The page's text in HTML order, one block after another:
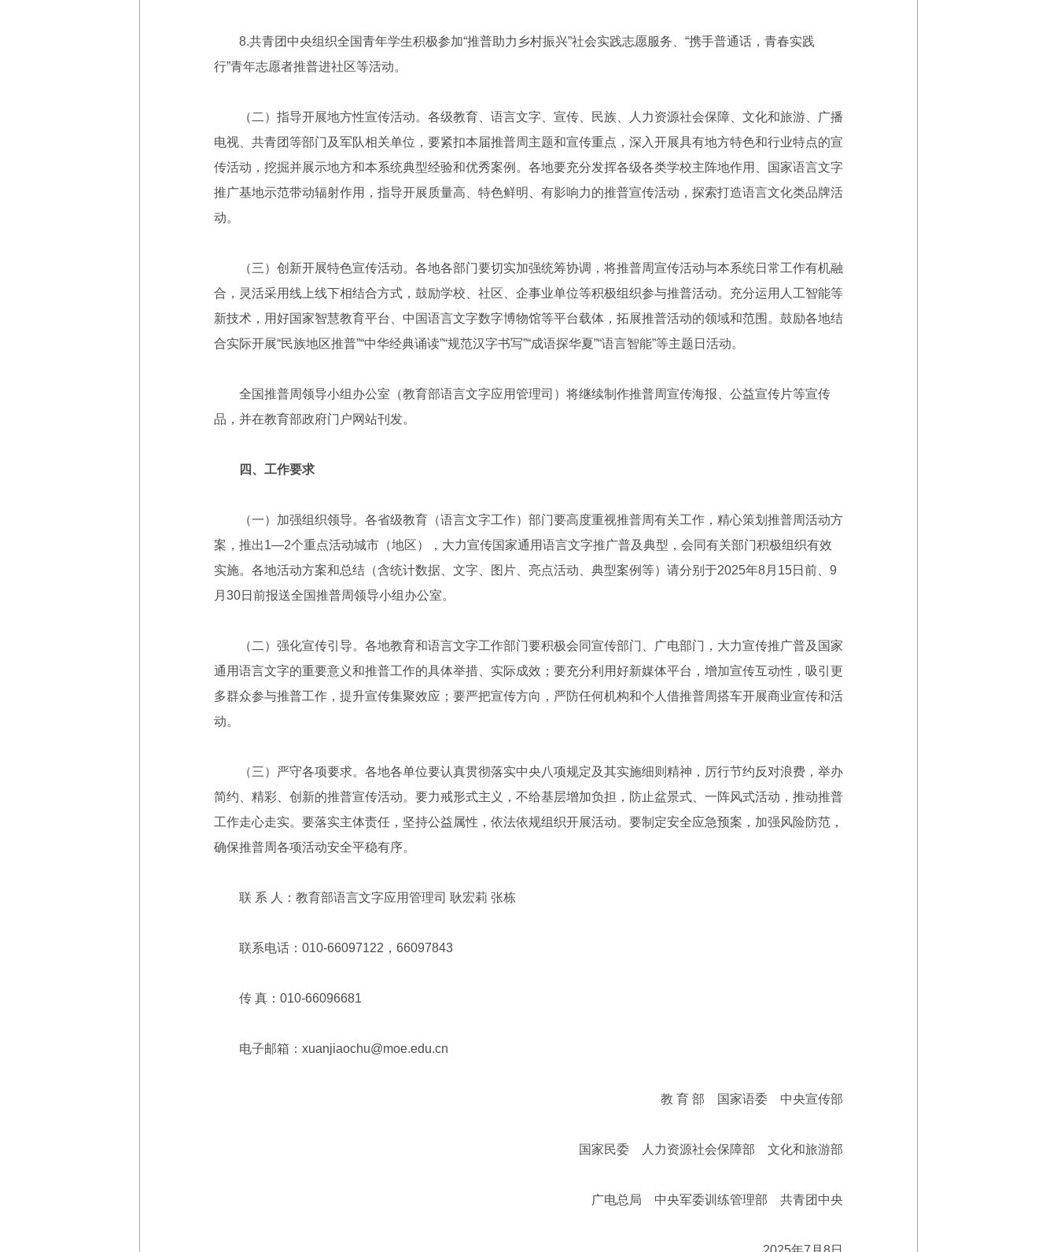
8.共青团中央组织全国青年学生积极参加“推普助力乡村振兴”社会实践志愿服务、“携手普通话，青春实践
行”青年志愿者推普进社区等活动。
（二）指导开展地方性宣传活动。各级教育、语言文字、宣传、民族、人力资源社会保障、文化和旅游、广播
电视、共青团等部门及军队相关单位，要紧扣本届推普周主题和宣传重点，深入开展具有地方特色和行业特点的宣
传活动，挖掘并展示地方和本系统典型经验和优秀案例。各地要充分发挥各级各类学校主阵地作用、国家语言文字
推广基地示范带动辐射作用，指导开展质量高、特色鲜明、有影响力的推普宣传活动，探索打造语言文化类品牌活
动。
（三）创新开展特色宣传活动。各地各部门要切实加强统筹协调，将推普周宣传活动与本系统日常工作有机融
合，灵活采用线上线下相结合方式，鼓励学校、社区、企事业单位等积极组织参与推普活动。充分运用人工智能等
新技术，用好国家智慧教育平台、中国语言文字数字博物馆等平台载体，拓展推普活动的领域和范围。鼓励各地结
合实际开展“民族地区推普”“中华经典诵读”“规范汉字书写”“成语探华夏”“语言智能”等主题日活动。
全国推普周领导小组办公室（教育部语言文字应用管理司）将继续制作推普周宣传海报、公益宣传片等宣传
品，并在教育部政府门户网站刊发。
四、工作要求
（一）加强组织领导。各省级教育（语言文字工作）部门要高度重视推普周有关工作，精心策划推普周活动方
案，推出1—2个重点活动城市（地区），大力宣传国家通用语言文字推广普及典型，会同有关部门积极组织有效
实施。各地活动方案和总结（含统计数据、文字、图片、亮点活动、典型案例等）请分别于2025年8月15日前、9
月30日前报送全国推普周领导小组办公室。
（二）强化宣传引导。各地教育和语言文字工作部门要积极会同宣传部门、广电部门，大力宣传推广普及国家
通用语言文字的重要意义和推普工作的具体举措、实际成效；要充分利用好新媒体平台，增加宣传互动性，吸引更
多群众参与推普工作，提升宣传集聚效应；要严把宣传方向，严防任何机构和个人借推普周搭车开展商业宣传和活
动。
（三）严守各项要求。各地各单位要认真贯彻落实中央八项规定及其实施细则精神，厉行节约反对浪费，举办
简约、精彩、创新的推普宣传活动。要力戒形式主义，不给基层增加负担，防止盆景式、一阵风式活动，推动推普
工作走心走实。要落实主体责任，坚持公益属性，依法依规组织开展活动。要制定安全应急预案，加强风险防范，
确保推普周各项活动安全平稳有序。
联 系 人：教育部语言文字应用管理司 耿宏莉 张栋
联系电话：010-66097122，66097843
传 真：010-66096681
电子邮箱：xuanjiaochu@moe.edu.cn
教 育 部 国家语委 中央宣传部
国家民委 人力资源社会保障部 文化和旅游部
广电总局 中央军委训练管理部 共青团中央